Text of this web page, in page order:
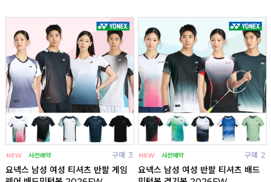
구매 3
요넥스 남성 여성 티셔츠 반팔 게임
구매 2
요넥스 남성 여성 반팔 티셔츠 배드